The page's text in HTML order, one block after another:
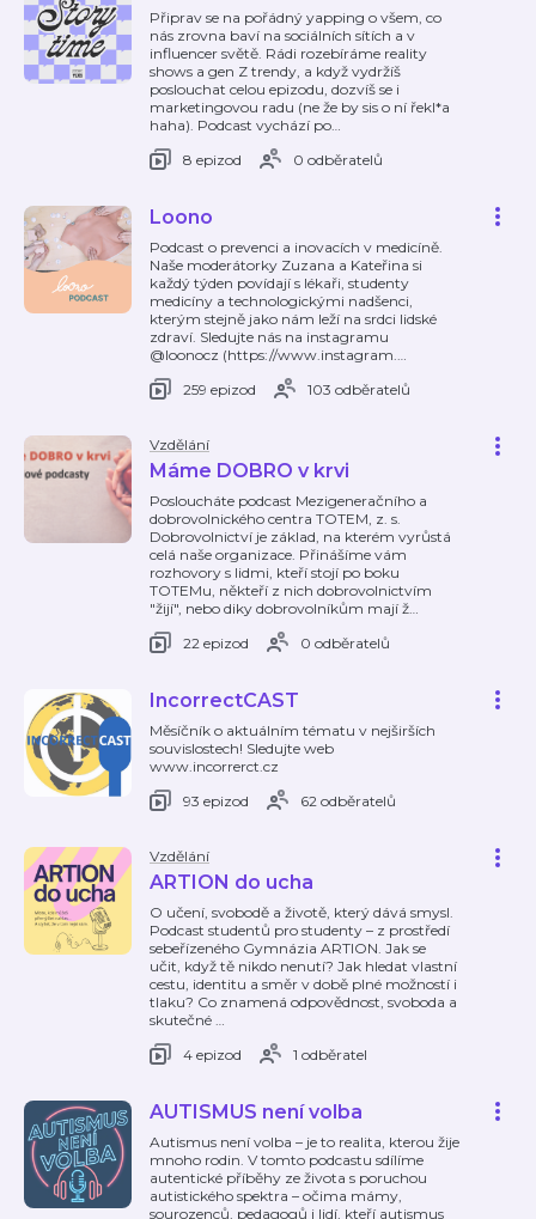
Připrav se na pořádný yapping o všem, co
nás zrovna baví na sociálních sítích a v
influencer světě. Rádi rozebíráme reality
shows a gen Z trendy, a když vydržíš
poslouchat celou epizodu, dozvíš se i
marketingovou radu (ne že by sis o ní řekl*a
haha). Podcast vychází po…
8 epizod
0 odběratelů
Loono
Podcast o prevenci a inovacích v medicíně.
Naše moderátorky Zuzana a Kateřina si
každý týden povídají s lékaři, studenty
medicíny a technologickými nadšenci,
kterým stejně jako nám leží na srdci lidské
zdraví. Sledujte nás na instagramu
@loonocz (https://www.instagram.…
259 epizod
103 odběratelů
Vzdělání
Máme DOBRO v krvi
Posloucháte podcast Mezigeneračního a
dobrovolnického centra TOTEM, z. s.
Dobrovolnictví je základ, na kterém vyrůstá
celá naše organizace. Přinášíme vám
rozhovory s lidmi, kteří stojí po boku
TOTEMu, někteří z nich dobrovolnictvím
"žijí", nebo diky dobrovolníkům mají ž…
22 epizod
0 odběratelů
IncorrectCAST
Měsíčník o aktuálním tématu v nejširších
souvislostech! Sledujte web
www.incorrerct.cz
93 epizod
62 odběratelů
Vzdělání
ARTION do ucha
O učení, svobodě a životě, který dává smysl.
Podcast studentů pro studenty – z prostředí
sebeřízeného Gymnázia ARTION. Jak se
učit, když tě nikdo nenutí? Jak hledat vlastní
cestu, identitu a směr v době plné možností i
tlaku? Co znamená odpovědnost, svoboda a
skutečné …
4 epizod
1 odběratel
AUTISMUS není volba
Autismus není volba – je to realita, kterou žije
mnoho rodin. V tomto podcastu sdílíme
autentické příběhy ze života s poruchou
autistického spektra – očima mámy,
sourozenců, pedagogů i lidí, kteří autismus